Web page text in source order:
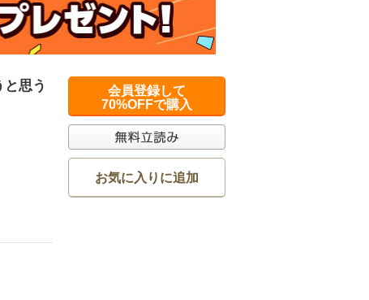
思う
会員登録して
70%OFFで購入
お気に入りに追加